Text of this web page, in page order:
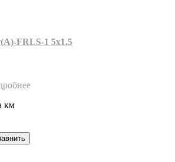
FRLS-1 5х1.5
км